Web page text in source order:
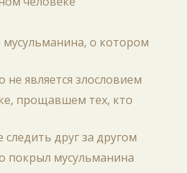
мусульманина, о котором
не является злословием
прощавшем тех, кто
следить друг за другом
покрыл мусульманина